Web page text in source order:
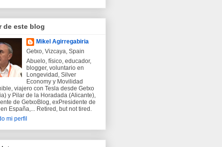
de este blog
Mikel Agirregabiria
Getxo, Vizcaya, Spain
Abuelo, físico, educador,
blogger, voluntario en
Longevidad, Silver
Economy y Movilidad
viajero con Tesla desde Getxo
y Pilar de la Horadada (Alicante),
de GetxoBlog, exPresidente de
España,... Retired, but not tired.
mi perfil